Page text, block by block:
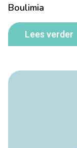
Boulimia
Lees verder